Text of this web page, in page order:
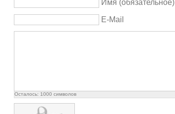
Имя (обязательное)
E-Mail
Осталось: 1000 символов